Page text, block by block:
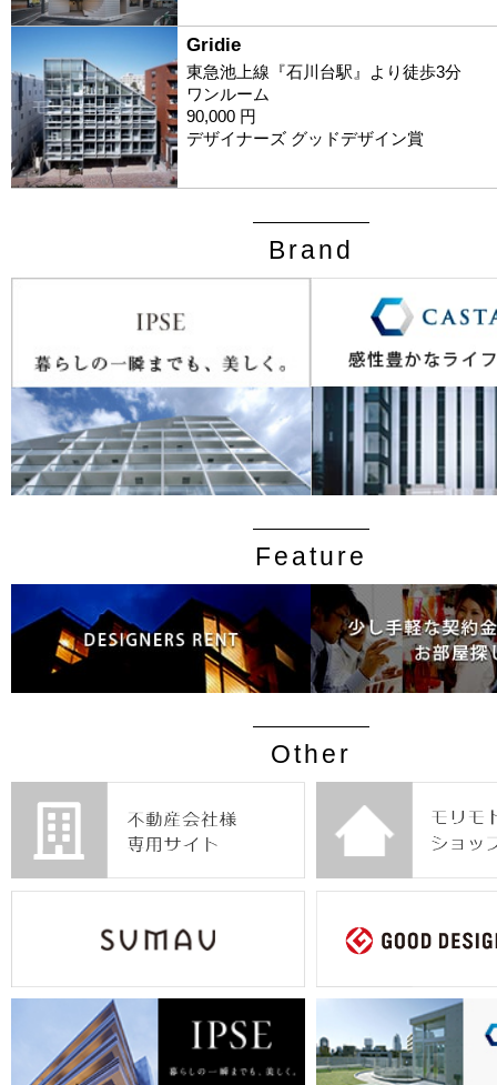
Gridie
東急池上線『石川台駅』より徒歩3分
ワンルーム
90,000 円
デザイナーズ グッドデザイン賞
Brand
Feature
Other